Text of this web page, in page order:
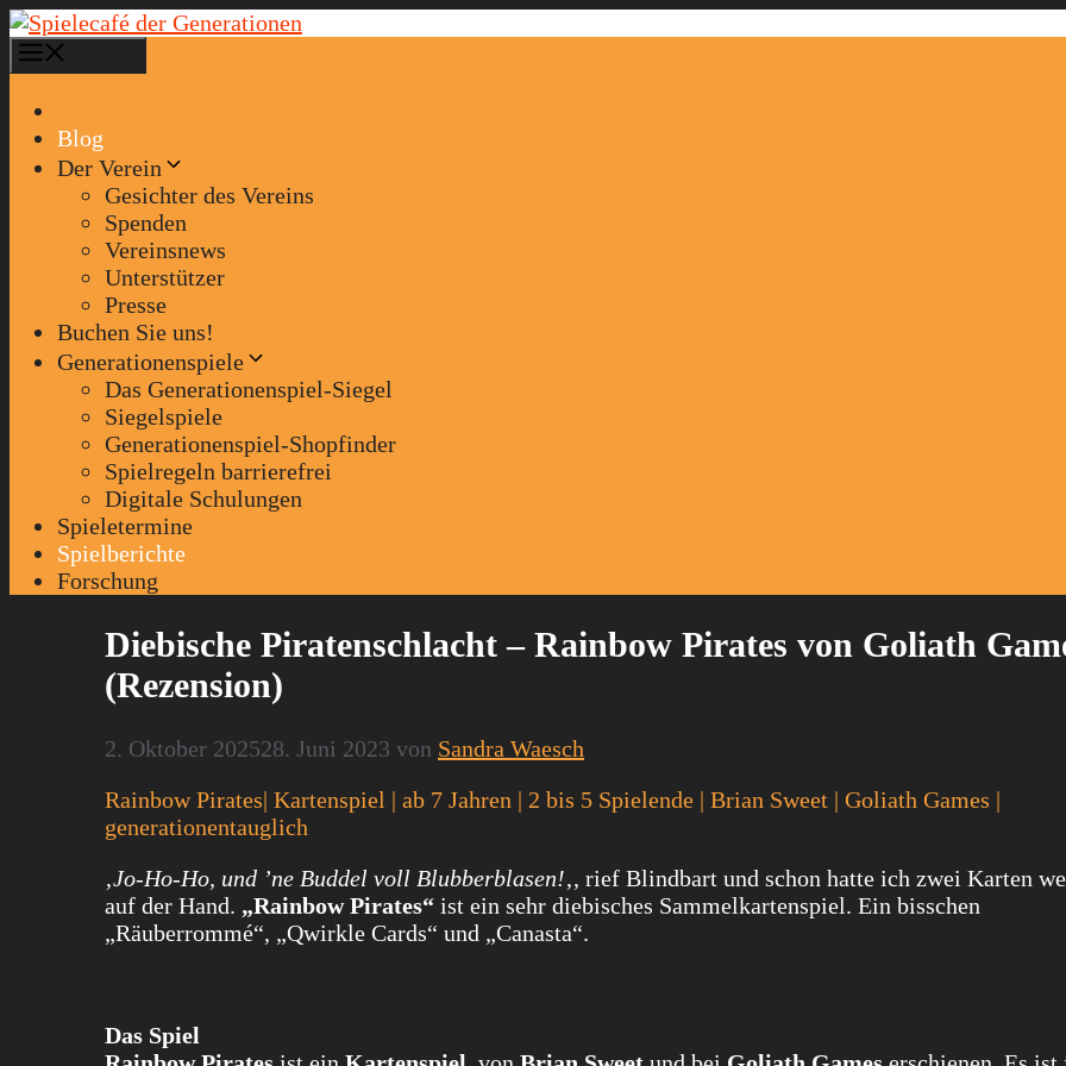
Zum
Inhalt
springen
Blog
Der Verein
Gesichter des Vereins
Spenden
Vereinsnews
Unterstützer
Presse
Buchen Sie uns!
Generationenspiele
Das Generationenspiel-Siegel
Siegelspiele
Generationenspiel-Shopfinder
Spielregeln barrierefrei
Digitale Schulungen
Spieletermine
Spielberichte
Forschung
Diebische Piratenschlacht – Rainbow Pirates von Goliath
(Rezension)
2. Oktober 202528. Juni 2023 von Sandra Waesch
Rainbow Pirates| Kartenspiel | ab 7 Jahren | 2 bis 5 Spielende | Brian Sweet | Goliath Games |
generationentauglich
‚Jo-Ho-Ho, und ’ne Buddel voll Blubberblasen!‚, rief Blindbart und schon hatte ich zwei Karten
auf der Hand. „Rainbow Pirates“ ist ein sehr diebisches Sammelkartenspiel. Ein bisschen
„Räuberrommé“, „Qwirkle Cards“ und „Canasta“.
Das Spiel